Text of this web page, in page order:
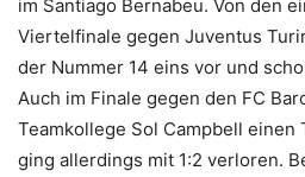
im Santiago Bernabeu. Von den
Viertelfinale gegen Juventus
der Nummer 14 eins vor und
Auch im Finale gegen den FC
Teamkollege Sol Campbell einen
ging allerdings mit 1:2 verloren.